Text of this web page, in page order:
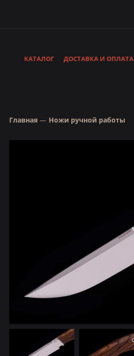
КАТАЛОГ ДОСТАВКА И ОПЛАТА
Главная Ножи ручной работы